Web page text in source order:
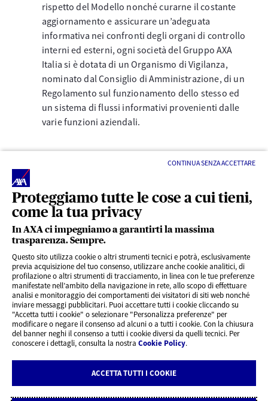
Proteggiamo tutte le cose a cui tieni,
come la tua privacy
In AXA ci impegniamo a garantirti la massima
trasparenza. Sempre.
Questo sito utilizza cookie o altri strumenti tecnici e potrà, esclusivamente
previa acquisizione del tuo consenso, utilizzare anche cookie analitici, di
profilazione o altri strumenti di tracciamento, in linea con le tue preferenze
manifestate nell’ambito della navigazione in rete, allo scopo di effettuare
analisi e monitoraggio dei comportamenti dei visitatori di siti web nonché
inviare messaggi pubblicitari. Puoi accettare tutti i cookie cliccando su
"Accetta tutti i cookie" o selezionare "Personalizza preferenze" per
modificare o negare il consenso ad alcuni o a tutti i cookie. Con la chiusura
del banner neghi il consenso a tutti i cookie diversi da quelli tecnici. Per
conoscere i dettagli, consulta la nostra Cookie Policy.
CONTINUA SENZA ACCETTARE
ACCETTA TUTTI I COOKIE
rispetto del Modello nonché curarne il costante
aggiornamento e assicurare un’adeguata
informativa nei confronti degli organi di controllo
interni ed esterni, ogni società del Gruppo AXA
Italia si è dotata di un Organismo di Vigilanza,
nominato dal Consiglio di Amministrazione, di un
Regolamento sul funzionamento dello stesso ed
un sistema di flussi informativi provenienti dalle
varie funzioni aziendali.
CONTENUTI INTERESSANTI
BLOG
Privacy
Rivedi le tue scelte sui Cookie
Cookie Policy